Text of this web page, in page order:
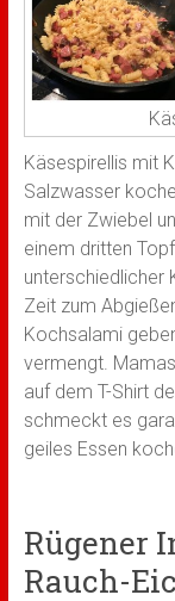
Käsespirellis mit
Salzwasser
mit der Zwiebel
einem dritten
unterschiedlicher
Zeit zum
Kochsalami
vermengt.
auf dem T-Shirt
schmeckt es
geiles Essen
Rügener
Rauch-